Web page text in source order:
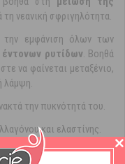
τη νεανική σφριγηλότητα.
την εμφάνιση όλων των
έντονων ρυτίδων. Βοηθά
να φαίνεται μεταξένιο,
λάμψη.
την πυκνότητά του.
και ελαστίνης.
την ελαστικότητα της